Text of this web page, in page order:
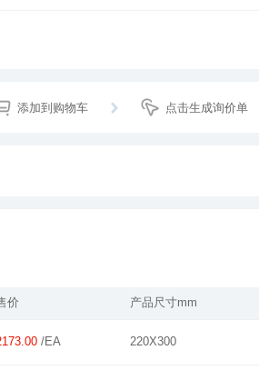
添加到购物车 点击生成询价单
价 产品尺寸mm
/EA 220X300